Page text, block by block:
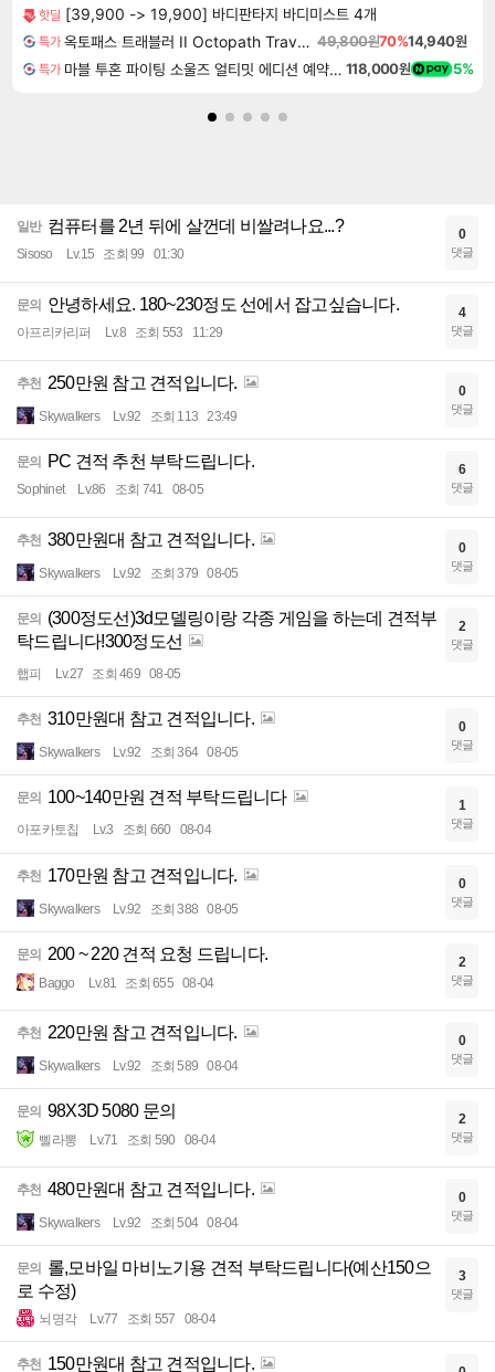
핫딜 [39,900 -> 19,900] 바디판타지 바디미스트 4개
특가 옥토패스 트래블러 II Octopath Traveler II 49,800원70%14,940원
특가 마블 투혼 파이팅 소울즈 얼티밋 에디션 예약구매 MARVEL Tokon Fighting Souls Ultimate Edition Pre-Purchase 118,000원 5%
일반 컴퓨터를 2년 뒤에 살껀데 비쌀려나요...?
Sisoso Lv.15 조회 99 01:30
0
댓글
문의 안녕하세요. 180~230정도 선에서 잡고싶습니다.
아프리카리퍼 Lv.8 조회 553 11:29
4
댓글
추천 250만원 참고 견적입니다.
Skywalkers Lv.92 조회 113 23:49
0
댓글
문의 PC 견적 추천 부탁드립니다.
Sophinet Lv.86 조회 741 08-05
6
댓글
추천 380만원대 참고 견적입니다.
Skywalkers Lv.92 조회 379 08-05
0
댓글
문의
(300정도선)3d모델링이랑 각종 게임을 하는데 견적부
탁드립니다!300정도선
햅피 Lv.27 조회 469 08-05
2
댓글
추천 310만원대 참고 견적입니다.
Skywalkers Lv.92 조회 364 08-05
0
댓글
문의 100~140만원 견적 부탁드립니다
아포카토칩 Lv.3 조회 660 08-04
1
댓글
추천 170만원 참고 견적입니다.
Skywalkers Lv.92 조회 388 08-05
0
댓글
문의 200 ~ 220 견적 요청 드립니다.
Baggo Lv.81 조회 655 08-04
2
댓글
추천 220만원 참고 견적입니다.
Skywalkers Lv.92 조회 589 08-04
0
댓글
문의 98X3D 5080 문의
삘라뽕 Lv.71 조회 590 08-04
2
댓글
추천 480만원대 참고 견적입니다.
Skywalkers Lv.92 조회 504 08-04
0
댓글
문의
롤,모바일 마비노기용 견적 부탁드립니다(예산150으
로 수정)
뇌명각 Lv.77 조회 557 08-04
3
댓글
추천 150만원대 참고 견적입니다.